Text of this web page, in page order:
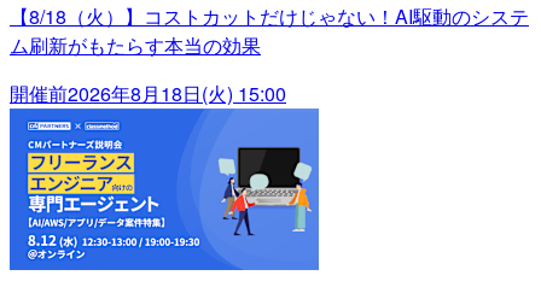
【8/18（火）】コストカットだけじゃない！AI駆動のシステ
ム刷新がもたらす本当の効果
開催前2026年8月18日(火) 15:00